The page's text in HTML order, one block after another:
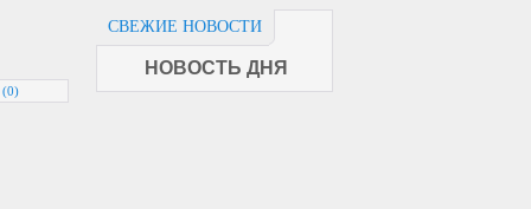
СВЕЖИЕ НОВОСТИ
НОВОСТЬ ДНЯ
(0)